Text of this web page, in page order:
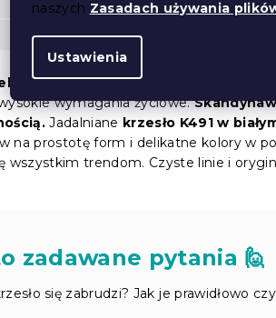
naszych Zasadach używania
Ustawienia
elegancjai swobodna
wymagania życiowe.
Jadalniane krzesło K491 w
na prostotę form i delikatne kolory w
wszystkim trendom. Czyste linie i
zadawane pytania 🙋
się zabrudzi? Jak je prawidłowo